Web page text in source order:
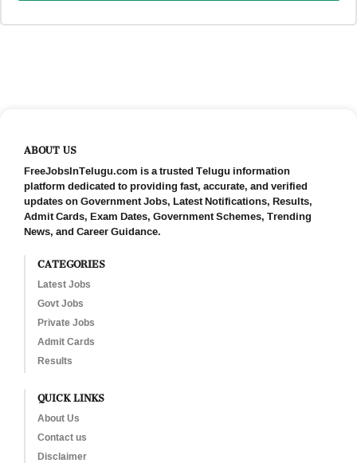
ABOUT US
FreeJobsInTelugu.com is a trusted Telugu information
platform dedicated to providing fast, accurate, and verified
updates on Government Jobs, Latest Notifications, Results,
Admit Cards, Exam Dates, Government Schemes, Trending
News, and Career Guidance.
CATEGORIES
Latest Jobs
Govt Jobs
Private Jobs
Admit Cards
Results
QUICK LINKS
About Us
Contact us
Disclaimer